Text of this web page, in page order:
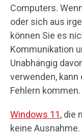
Computers.
oder sich aus
können Sie es
Kommunikation
Unabhängig
verwenden,
Fehlern kommen.
Windows 11, die
keine